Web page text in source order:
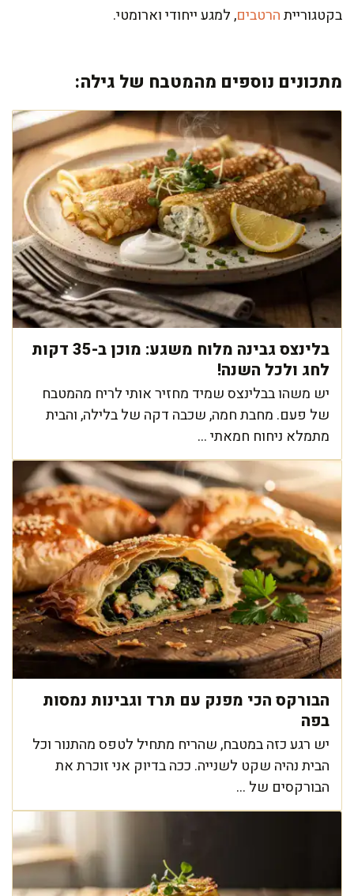
בקטגורייתהרטבים, למגע ייחודי וארומטי.
מתכונים נוספים מהמטבח של גילה:
בלינצס גבינה מלוח משגע: מוכן ב-35 דקות
לחג ולכל השנה!
יש משהו בבלינצס שמיד מחזיר אותי לריח מהמטבח
של פעם. מחבת חמה, שכבה דקה של בלילה, והבית
מתמלא ניחוח חמאתי ...
הבורקס הכי מפנק עם תרד וגבינות נמסות
בפה
יש רגע כזה במטבח, שהריח מתחיל לטפס מהתנור וכל
הבית נהיה שקט לשנייה. ככה בדיוק אני זוכרת את
הבורקסים של ...